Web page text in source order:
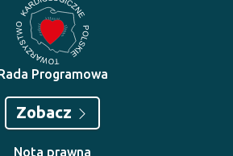
Programowa
Zobacz
Nota prawna